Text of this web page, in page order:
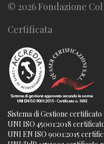
© 2026 Fondazione
Certificata
Sistema di Gestione
UNI ISO 45001:2018
UNI EN ISO 9001:2015